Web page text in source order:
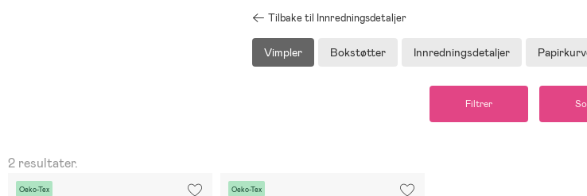
Tilbake til Innredningsdetaljer
Vimpler Bokstøtter Innredningsdetaljer
Filtrer
2 resultater.
Oeko-Tex Oeko-Tex